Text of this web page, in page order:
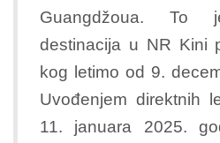
Guangdžoua. To
destinacija u NR Kini
kog letimo od 9.
Uvođenjem direktnih
11. januara 2025.